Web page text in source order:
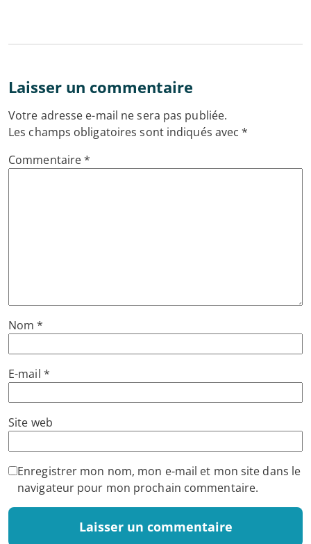
Laisser un commentaire
Votre adresse e-mail ne sera pas publiée.
Les champs obligatoires sont indiqués avec*
Commentaire*
Nom*
E-mail *
Site web
Enregistrer mon nom, mon e-mail et mon site dans le
navigateur pour mon prochain commentaire.